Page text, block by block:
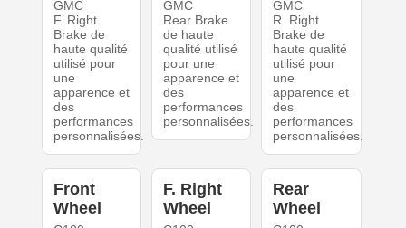
GMC
F. Right
Brake de
haute qualité
utilisé pour
une
apparence et
des
performances
personnalisées.
GMC
Rear Brake
de haute
qualité utilisé
pour une
apparence et
des
performances
personnalisées.
GMC
R. Right
Brake de
haute qualité
utilisé pour
une
apparence et
des
performances
personnalisées.
Front
Wheel
F. Right
Wheel
Rear
Wheel